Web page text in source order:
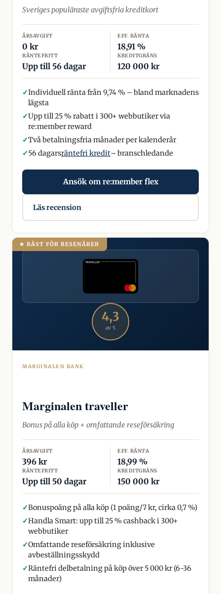
Sveriges populäraste avgiftsfria kreditkort
ÅRSAVGIFT
0 kr
EFF. RÄNTA
18,91 %
RÄNTEFRITT
Upp till 56 dagar
KREDITGRÄNS
120 000 kr
✓Individuell ränta från 9,74 % – bland marknadens
lägsta
✓Upp till 25 % rabatt i 300+ webbutiker via
re:member reward
✓Två betalningsfria månader per kalenderår
✓56 dagarsräntefri kredit– branschledande
Ansök om re:member flex
Läs recension
★ BÄST FÖR RESENÄRER
4,3
av 5
MARGINALEN BANK
Marginalen traveller
Bonus på alla köp + omfattande reseförsäkring
ÅRSAVGIFT
396 kr
EFF. RÄNTA
18,99 %
RÄNTEFRITT
Upp till 50 dagar
KREDITGRÄNS
150 000 kr
✓Bonuspoäng på alla köp (1 poäng/7 kr, cirka 0,7 %)
✓Handla Smart: upp till 25 % cashback i 300+
webbutiker
✓Omfattande reseförsäkring inklusive
avbeställningsskydd
✓Räntefri delbetalning på köp över 5 000 kr (6-36
månader)